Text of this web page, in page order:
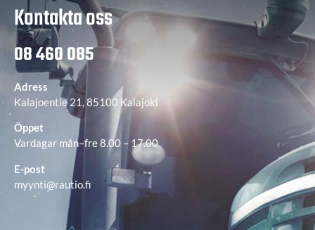
Kontakta oss
08 460 085
Adress
Kalajoentie 21, 85100 Kalajoki
Öppet
Vardagar mån–fre 8.00 – 17.00
E-post
myynti@rautio.fi